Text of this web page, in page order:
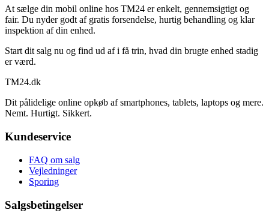
At sælge din mobil online hos TM24 er enkelt, gennemsigtigt og
fair. Du nyder godt af gratis forsendelse, hurtig behandling og klar
inspektion af din enhed.
Start dit salg nu og find ud af i få trin, hvad din brugte enhed stadig
er værd.
TM24.dk
Dit pålidelige online opkøb af smartphones, tablets, laptops og mere.
Nemt. Hurtigt. Sikkert.
Kundeservice
FAQ om salg
Vejledninger
Sporing
Salgsbetingelser